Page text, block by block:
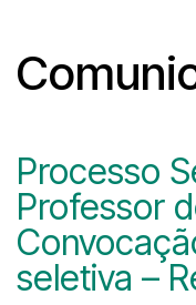
Processo
Professor
seletiva –